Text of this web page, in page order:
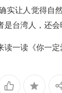
实让人觉得自
台湾人，还
一读《你一